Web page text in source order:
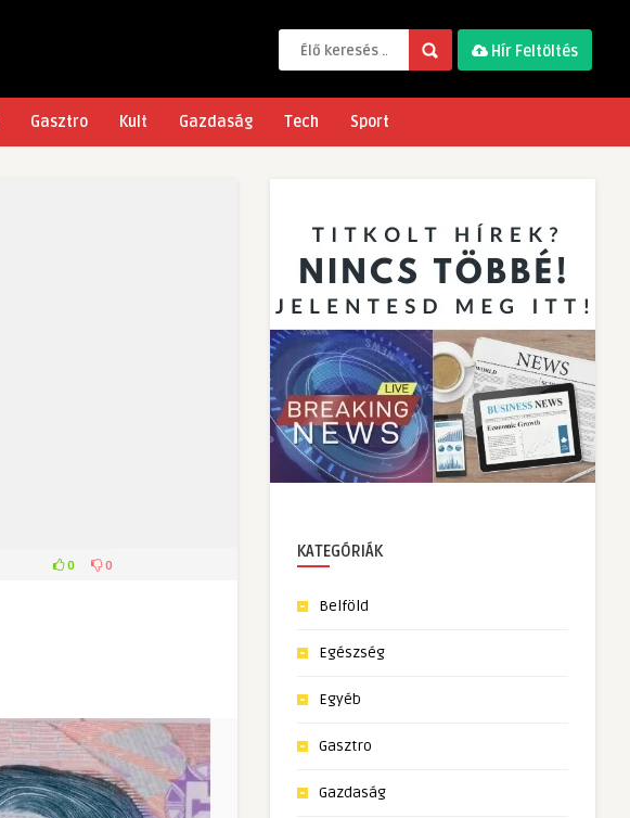
Hír Feltöltés
Gasztro Kult Gazdaság Tech Sport
0 0
KATEGÓRIÁK
Belföld
Egészség
Egyéb
Gasztro
Gazdaság